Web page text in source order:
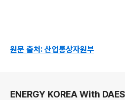
원문 출처: 산업통상자원부
ENERGY KOREA With